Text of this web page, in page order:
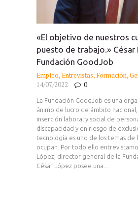
«El objetivo de nuestros
puesto de trabajo.» César
Fundación GoodJob
Empleo,Entrevistas, Formación,
14/07/2022
0
La Fundación GoodJob es una
ánimo de lucro de ámbito
inserción laboral y social de
discapacidad y en riesgo de
tecnología es uno de los temas de
ocupan. Por todo ello
López, director general de la
César López posee una…